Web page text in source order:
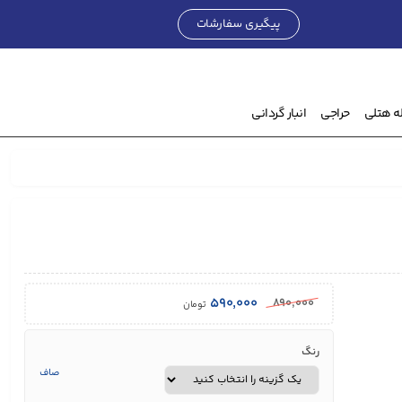
پیگیری سفارشات
هتلی حراجی انبار گردانی
۸۹۰,۰۰۰ ۵۹۰,۰۰۰ تومان
رنگ
صاف